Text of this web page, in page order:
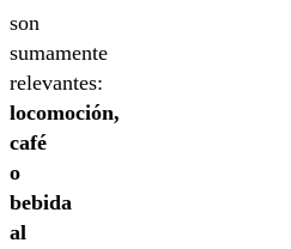
son
sumamente
relevantes:
locomoción,
café
o
bebida
al